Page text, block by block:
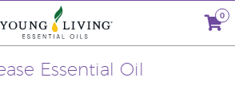
0
Essential Oil